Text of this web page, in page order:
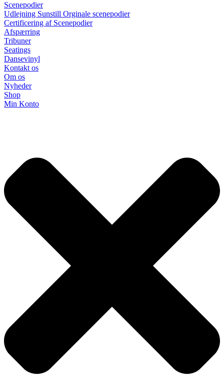
Scenepodier
Udlejning Sunstill Orginale scenepodier
Certificering af Scenepodier
Afspærring
Tribuner
Seatings
Dansevinyl
Kontakt os
Om os
Nyheder
Shop
Min Konto